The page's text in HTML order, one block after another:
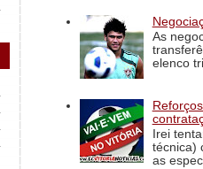
As
elenco
Irei
técnica)
as